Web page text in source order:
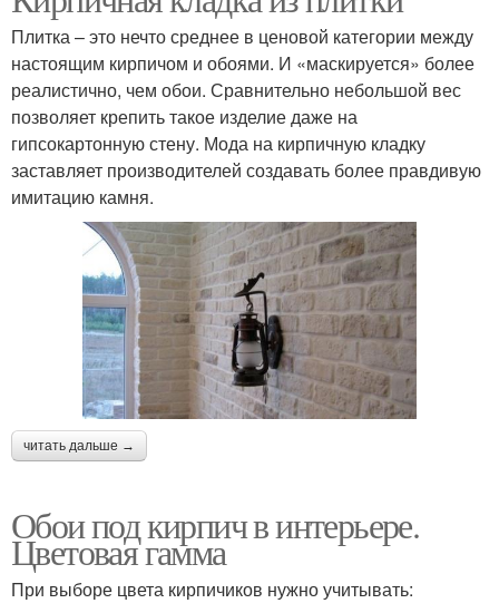
Плитка – это нечто среднее в ценовой категории между
настоящим кирпичом и обоями. И «маскируется» более
реалистично, чем обои. Сравнительно небольшой вес
позволяет крепить такое изделие даже на
гипсокартонную стену. Мода на кирпичную кладку
заставляет производителей создавать более правдивую
имитацию камня.
читать дальше →
Обои под кирпич в интерьере.
Цветовая гамма
При выборе цвета кирпичиков нужно учитывать: